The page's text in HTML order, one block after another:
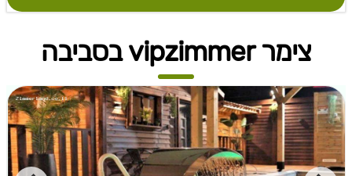
צימר vipzimmer בסביבה